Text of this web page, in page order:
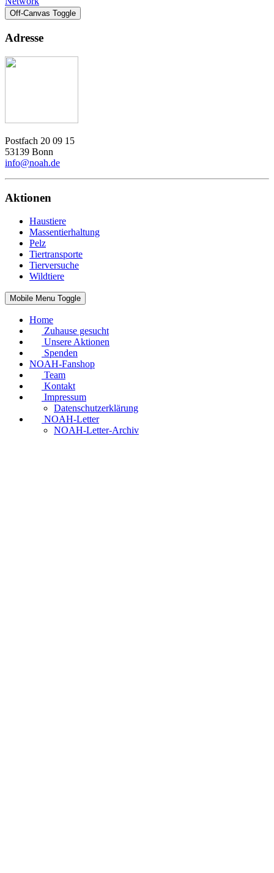
Off-Canvas Toggle
Adresse
Postfach 20 09 15
53139 Bonn
info@noah.de
Aktionen
Haustiere
Massentierhaltung
Pelz
Tiertransporte
Tierversuche
Wildtiere
Mobile Menu Toggle
Home
Zuhause gesucht
Unsere Aktionen
Spenden
NOAH-Fanshop
Team
Kontakt
Impressum
Datenschutzerklärung
NOAH-Letter
NOAH-Letter-Archiv